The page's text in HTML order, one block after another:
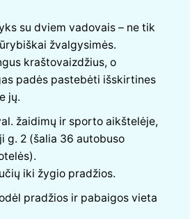
su dviem vadovais – ne tik
žvalgysimės.
kraštovaizdžius, o
padės pastebėti išskirtines
jų.
žaidimų ir sporto aikštelėje,
g. 2 (šalia 36 autobuso
iki žygio pradžios.
pradžios ir pabaigos vieta